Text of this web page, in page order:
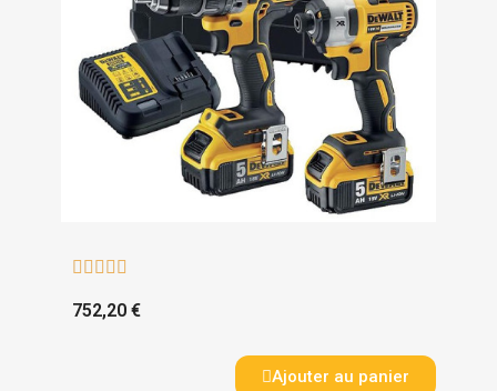
    
752,20 €
Ajouter au panier